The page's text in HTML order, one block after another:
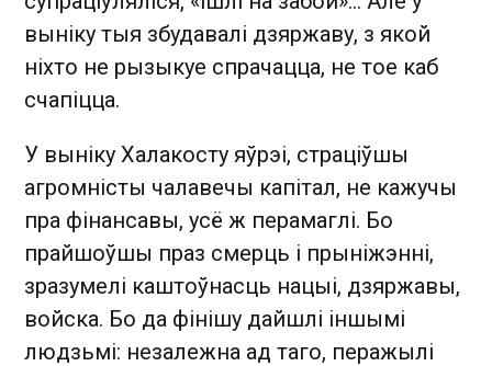
выніку тыя збудавалі дзяржаву, з якой
ніхто не рызыкуе спрачацца, не тое каб
счапіцца.
У выніку Халакосту яўрэі, страціўшы
агромністы чалавечы капітал, не кажучы
пра фінансавы, усё ж перамаглі. Бо
прайшоўшы праз смерць і прыніжэнні,
зразумелі каштоўнасць нацыі, дзяржавы,
войска. Бо да фінішу дайшлі іншымі
людзьмі: незалежна ад таго, перажылі